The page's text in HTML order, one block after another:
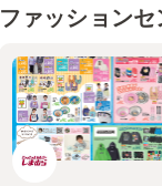
ファッション